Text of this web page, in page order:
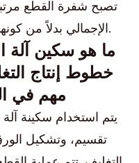
تصبح شفرة القطع
الإجمالي بدلاً من كونها مجرد مكون قابل للاستبدال.
ما هو سكين آلة
خطوط إنتاج
مهم في
يتم استخدام سكينة
تقسيم، وتشكيل